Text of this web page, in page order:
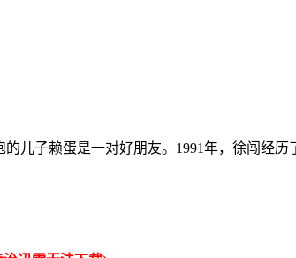
子赖蛋是一对好朋友。1991年，徐闯经历